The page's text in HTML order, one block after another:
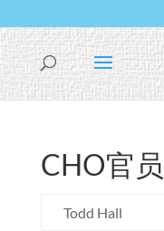
CHO官员
Todd Hall